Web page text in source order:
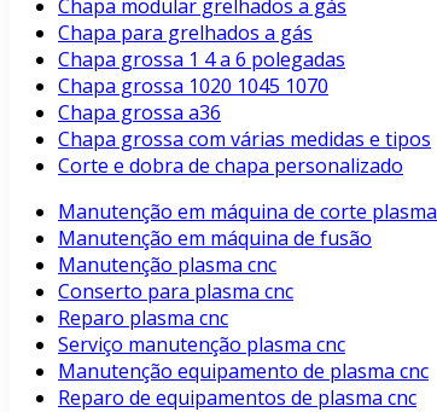
Chapa modular grelhados a gás
Chapa para grelhados a gás
Chapa grossa 1 4 a 6 polegadas
Chapa grossa 1020 1045 1070
Chapa grossa a36
Chapa grossa com várias medidas e tipos
Corte e dobra de chapa personalizado
Manutenção em máquina de corte plasma
Manutenção em máquina de fusão
Manutenção plasma cnc
Conserto para plasma cnc
Reparo plasma cnc
Serviço manutenção plasma cnc
Manutenção equipamento de plasma cnc
Reparo de equipamentos de plasma cnc